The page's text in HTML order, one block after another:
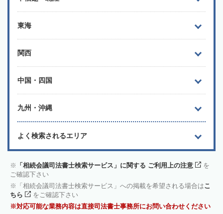
東海
関西
中国・四国
九州・沖縄
よく検索されるエリア
「相続会議司法書士検索サービス」に関する ご利用上の注意
を
ご確認下さい
「相続会議司法書士検索サービス」への掲載を希望される場合はこ
ちら
をご確認下さい
対応可能な業務内容は直接司法書士事務所にお問い合わせください